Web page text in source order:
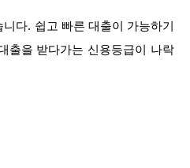
다. 쉽고 빠른 대출이 가능하기
출을 받다가는 신용등급이 나락